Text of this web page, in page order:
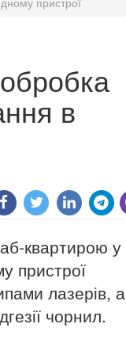
в
квартирою у
пристрої
лазерів, а
чорнил.